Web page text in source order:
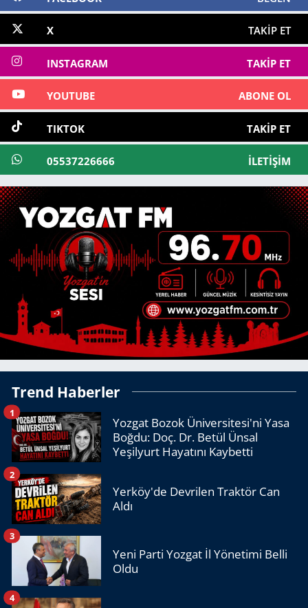
X TAKIP ET
INSTAGRAM TAKIP ET
YOUTUBE ABONE OL
TIKTOK TAKIP ET
05537226666 İLETIŞIM
Trend Haberler
Yozgat Bozok Üniversitesi'ni Yasa
Boğdu: Doç. Dr. Betül Ünsal
Yeşilyurt Hayatını Kaybetti
1
Yerköy'de Devrilen Traktör Can
Aldı
2
Yeni Parti Yozgat İl Yönetimi Belli
Oldu
3
4